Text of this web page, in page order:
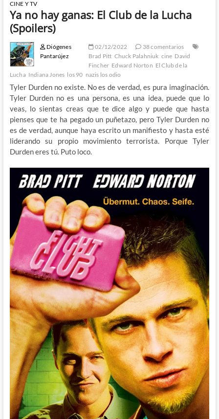
CINE Y TV
Ya no hay ganas: El Club de la Lucha
(Spoilers)
Diógenes
Pantarújez
02/12/2022
38 comentarios
Brad Pitt Chuck Palahniuk cine David
Fincher Edward Norton El Club de la
Lucha Indiana Jones los 90 nazis los odio
Tyler Durden no existe. No es de verdad, es pura imaginación.
Tyler Durden no es una persona, es una idea, puede que lo
veas, lo sientas creas que te dice algo y puede que hasta
pienses que te ha pegado un puñetazo, pero Tyler Durden no
es de verdad, aunque haya escrito un manifiesto y hasta esté
liderando su propio movimiento terrorista. Porque Tyler
Durden eres tú. Puto loco.